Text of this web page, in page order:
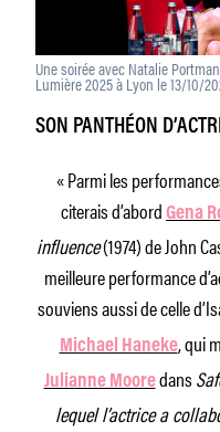
Une soirée avec Natalie
Lumière 2025 à Lyon le 13/10/
SON PANTHÉON
« Parmi les
citerais d’abord Gena
influence(1974) de John
meilleure performance
souviens aussi de celle
Michael Haneke, qui
Julianne Mooredans
lequel l’actrice a